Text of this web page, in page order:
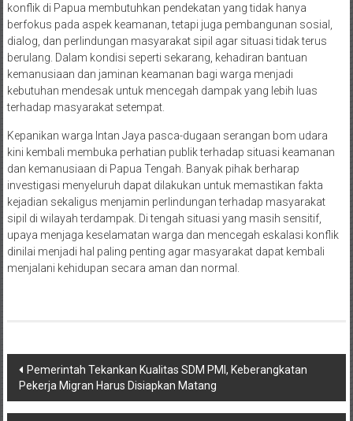
konflik di Papua membutuhkan pendekatan yang tidak hanya
berfokus pada aspek keamanan, tetapi juga pembangunan sosial,
dialog, dan perlindungan masyarakat sipil agar situasi tidak terus
berulang. Dalam kondisi seperti sekarang, kehadiran bantuan
kemanusiaan dan jaminan keamanan bagi warga menjadi
kebutuhan mendesak untuk mencegah dampak yang lebih luas
terhadap masyarakat setempat.
Kepanikan warga Intan Jaya pasca-dugaan serangan bom udara
kini kembali membuka perhatian publik terhadap situasi keamanan
dan kemanusiaan di Papua Tengah. Banyak pihak berharap
investigasi menyeluruh dapat dilakukan untuk memastikan fakta
kejadian sekaligus menjamin perlindungan terhadap masyarakat
sipil di wilayah terdampak. Di tengah situasi yang masih sensitif,
upaya menjaga keselamatan warga dan mencegah eskalasi konflik
dinilai menjadi hal paling penting agar masyarakat dapat kembali
menjalani kehidupan secara aman dan normal.
Navigasi
pos
Pemerintah Tekankan Kualitas SDM PMI, Keberangkatan
Pekerja Migran Harus Disiapkan Matang